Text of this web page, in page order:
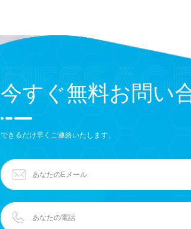
今すぐ無料お問い
できるだけ早くご連絡いたします。